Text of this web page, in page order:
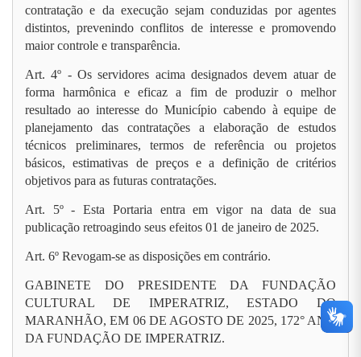
contratação e da execução sejam conduzidas por agentes
distintos, prevenindo conflitos de interesse e promovendo
maior controle e transparência.
Art. 4º - Os servidores acima designados devem atuar de
forma harmônica e eficaz a fim de produzir o melhor
resultado ao interesse do Município cabendo à equipe de
planejamento das contratações a elaboração de estudos
técnicos preliminares, termos de referência ou projetos
básicos, estimativas de preços e a definição de critérios
objetivos para as futuras contratações.
Art. 5º - Esta Portaria entra em vigor na data de sua
publicação retroagindo seus efeitos 01 de janeiro de 2025.
Art. 6º Revogam-se as disposições em contrário.
GABINETE DO PRESIDENTE DA FUNDAÇÃO
CULTURAL DE IMPERATRIZ, ESTADO DO
MARANHÃO, EM 06 DE AGOSTO DE 2025, 172° ANO
DA FUNDAÇÃO DE IMPERATRIZ.